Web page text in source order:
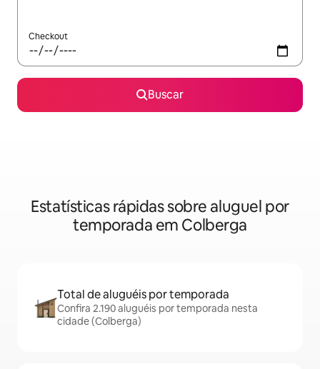
Checkout
Buscar
Estatísticas rápidas sobre aluguel por
temporada em Colberga
Total de aluguéis por temporada
Confira 2.190 aluguéis por temporada nesta
cidade (Colberga)